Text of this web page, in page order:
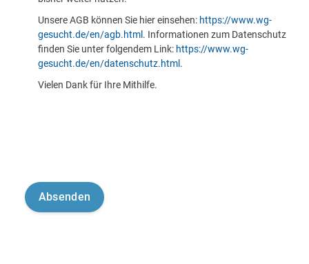
Unsere AGB können Sie hier einsehen: https://www.wg-
gesucht.de/en/agb.html . Informationen zum Datenschutz
finden Sie unter folgendem Link: https://www.wg-
gesucht.de/en/datenschutz.html .
Vielen Dank für Ihre Mithilfe.